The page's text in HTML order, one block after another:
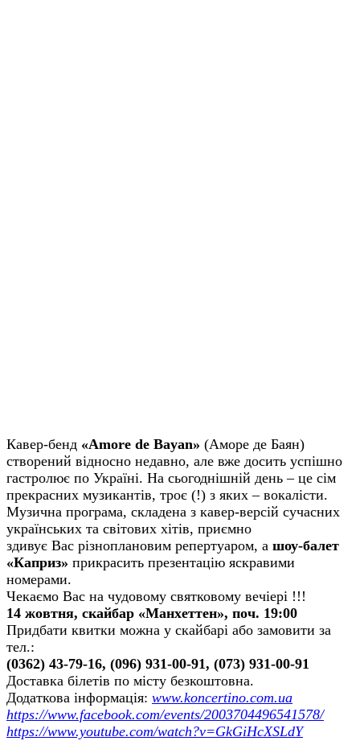
Кавер-бенд «Amore de Bayan» (Аморе де Баян)
створений відносно недавно, але вже досить успішно
гастролює по Україні. На сьогоднішній день – це сім
прекрасних музикантів, троє (!) з яких – вокалісти.
Музична програма, складена з кавер-версій сучасних
українських та світових хітів, приємно
здивує Вас різноплановим репертуаром, а шоу-балет
«Каприз» прикрасить презентацію яскравими
номерами.
Чекаємо Вас на чудовому святковому вечіері !!!
14 жовтня, скайбар «Манхеттен», поч. 19:00
Придбати квитки можна у скайбарі або замовити за
тел.:
(0362) 43-79-16, (096) 931-00-91, (073) 931-00-91
Доставка білетів по місту безкоштовна.
Додаткова інформація: www.koncertino.com.ua
https://www.facebook.com/events/2003704496541578/
https://www.youtube.com/watch?v=GkGiHcXSLdY